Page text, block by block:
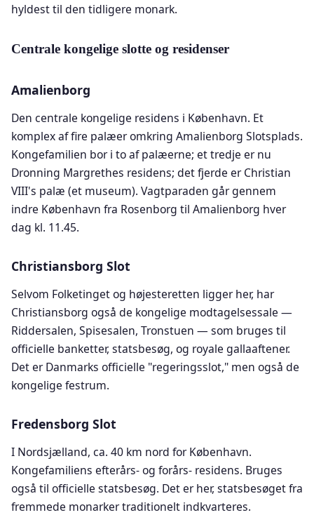
hyldest til den tidligere monark.
Centrale kongelige slotte og residenser
Amalienborg
Den centrale kongelige residens i København. Et
komplex af fire palæer omkring Amalienborg Slotsplads.
Kongefamilien bor i to af palæerne; et tredje er nu
Dronning Margrethes residens; det fjerde er Christian
VIII's palæ (et museum). Vagtparaden går gennem
indre København fra Rosenborg til Amalienborg hver
dag kl. 11.45.
Christiansborg Slot
Selvom Folketinget og højesteretten ligger her, har
Christiansborg også de kongelige modtagelsessale —
Riddersalen, Spisesalen, Tronstuen — som bruges til
officielle banketter, statsbesøg, og royale gallaaftener.
Det er Danmarks officielle "regeringsslot," men også de
kongelige festrum.
Fredensborg Slot
I Nordsjælland, ca. 40 km nord for København.
Kongefamiliens efterårs- og forårs- residens. Bruges
også til officielle statsbesøg. Det er her, statsbesøget fra
fremmede monarker traditionelt indkvarteres.